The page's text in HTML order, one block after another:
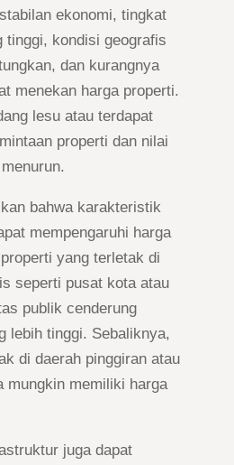
ekonomi, tingkat
tinggi, kondisi geografis
dan kurangnya
menekan harga properti.
lesu atau terdapat
properti dan nilai
bahwa karakteristik
mempengaruhi harga
yang terletak di
seperti pusat kota atau
publik cenderung
lebih tinggi. Sebaliknya,
di daerah pinggiran atau
mungkin memiliki harga
juga dapat